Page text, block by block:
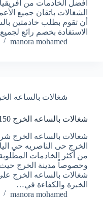
افضل الخادمات من
الشغالات باتقان جميع
أن تقوم بطلب خادمتين
الاستفادة بخصم رائع
manora mohamed
شغالات بالساعه
شغالات بالساعه الخرج 0596690150
شغالات بالساعه الخرج
الخرج حى الناصريه حي
من أكثر الخادمات
وخصوصاً مدينة الخرج حيث
شغالات بالساعه الخرج
الخبرة والكفاءة في…
manora mohamed